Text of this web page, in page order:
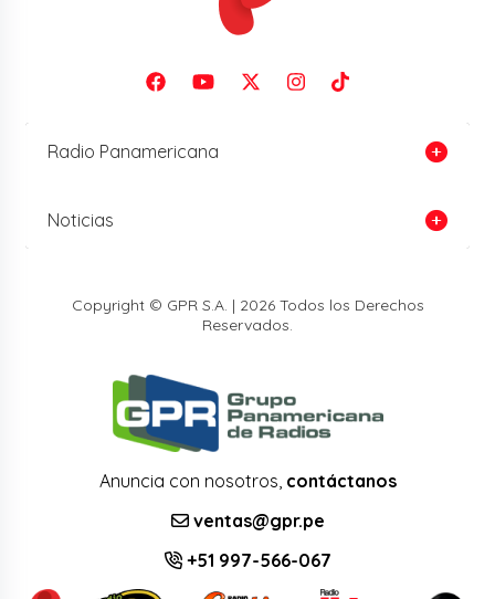
Radio Panamericana
Noticias
Copyright © GPR S.A. | 2026 Todos los Derechos
Reservados.
Anuncia con nosotros, contáctanos
ventas@gpr.pe
+51 997-566-067